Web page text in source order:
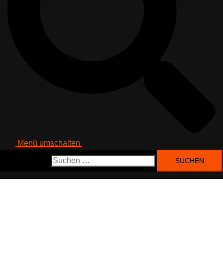
Menü umschalten